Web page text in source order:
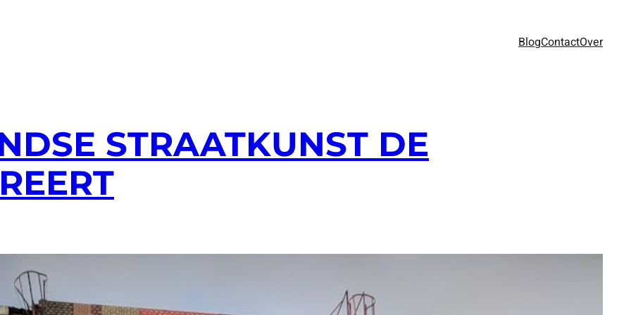
BlogContactOver
STRAATKUNST DE